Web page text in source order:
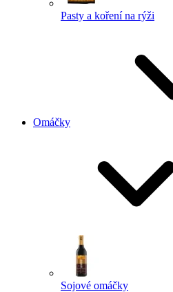
Pasty a koření na rýži
Omáčky
Sojové omáčky